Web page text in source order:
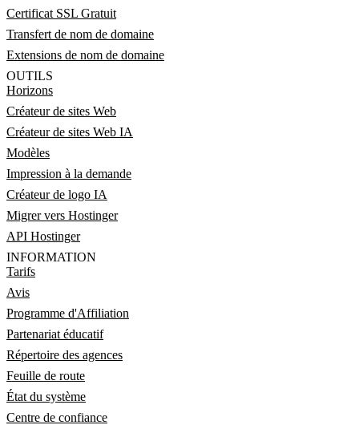
Certificat SSL Gratuit
Transfert de nom de domaine
Extensions de nom de domaine
OUTILS
Horizons
Créateur de sites Web
Créateur de sites Web IA
Modèles
Impression à la demande
Créateur de logo IA
Migrer vers Hostinger
API Hostinger
INFORMATION
Tarifs
Avis
Programme d'Affiliation
Partenariat éducatif
Répertoire des agences
Feuille de route
État du système
Centre de confiance